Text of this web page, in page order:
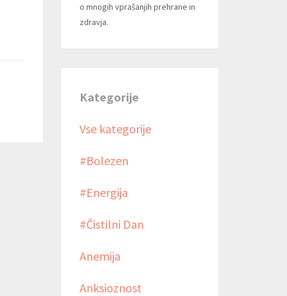
o mnogih vprašanjih prehrane in
zdravja.
Kategorije
Vse kategorije
#bolezen
#energija
#čistilni Dan
Anemija
Anksioznost